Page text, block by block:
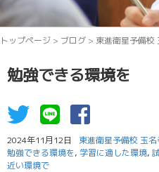
トップページ > ブログ > 東進衛星予備校
勉強できる環境を
2024年11月12日 東進衛星予備校 玉
勉強できる環境を, 学習に適した環境,
近い環境で